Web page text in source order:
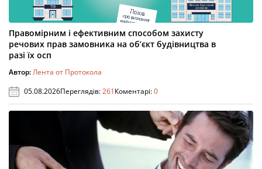
Правомірним і ефективним способом захисту
речових прав замовника на об’єкт будівництва в
разі їх осп
Автор:Лента от Протокола
05.08.2026Переглядів:261Коментарі:0